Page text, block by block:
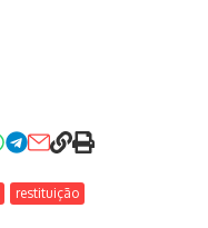
restituição